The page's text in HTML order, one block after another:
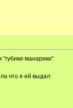
манарики"
что я ей выдал: